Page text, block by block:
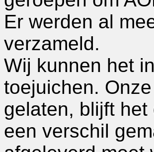
Er werden al
verzameld.
Wij kunnen het
toejuichen.
gelaten, blijft
een verschil